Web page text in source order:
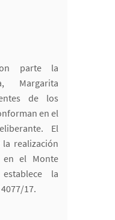
parte la
Margarita
de los
en el
El
realización
en el Monte
la
17.